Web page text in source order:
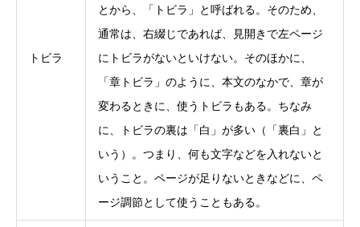
トビラ
とから、「トビラ」と呼ばれる。そのため、
通常は、右綴じであれば、見開きで左ページ
にトビラがないといけない。そのほかに、
「章トビラ」のように、本文のなかで、章が
変わるときに、使うトビラもある。ちなみ
に、トビラの裏は「白」が多い（「裏白」と
いう）。つまり、何も文字などを入れないと
いうこと。ページが足りないときなどに、ペ
ージ調節として使うこともある。